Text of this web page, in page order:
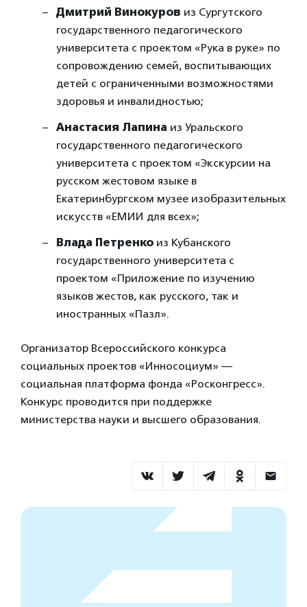
Дмитрий Винокуров из Сургутского
государственного педагогического
университета с проектом «Рука в руке» по
сопровождению семей, воспитывающих
детей с ограниченными возможностями
здоровья и инвалидностью;
Анастасия Лапина из Уральского
государственного педагогического
университета с проектом «Экскурсии на
русском жестовом языке в
Екатеринбургском музее изобразительных
искусств «ЕМИИ для всех»;
Влада Петренко из Кубанского
государственного университета с
проектом «Приложение по изучению
языков жестов, как русского, так и
иностранных «Пазл».
Организатор Всероссийского конкурса
социальных проектов «Инносоциум» —
социальная платформа фонда «Росконгресс».
Конкурс проводится при поддержке
министерства науки и высшего образования.